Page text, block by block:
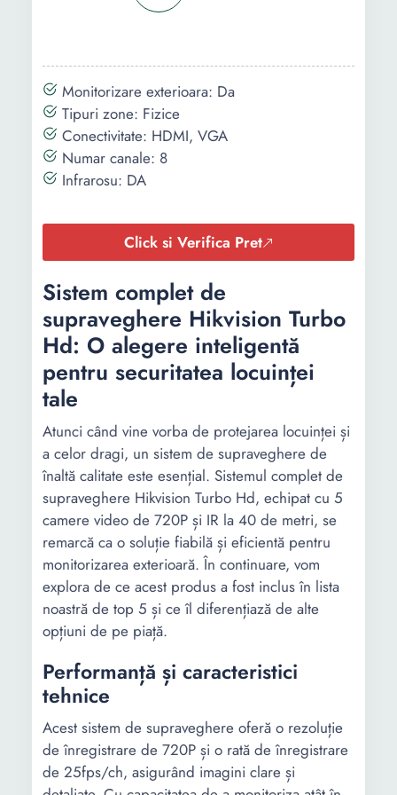
Monitorizare exterioara: Da
Tipuri zone: Fizice
Conectivitate: HDMI, VGA
Numar canale: 8
Infrarosu: DA
Click si Verifica Pret
Sistem complet de
supraveghere Hikvision Turbo
Hd: O alegere inteligentă
pentru securitatea locuinței
tale
Atunci când vine vorba de protejarea locuinței și
a celor dragi, un sistem de supraveghere de
înaltă calitate este esențial. Sistemul complet de
supraveghere Hikvision Turbo Hd, echipat cu 5
camere video de 720P și IR la 40 de metri, se
remarcă ca o soluție fiabilă și eficientă pentru
monitorizarea exterioară. În continuare, vom
explora de ce acest produs a fost inclus în lista
noastră de top 5 și ce îl diferențiază de alte
opțiuni de pe piață.
Performanță și caracteristici
tehnice
Acest sistem de supraveghere oferă o rezoluție
de înregistrare de 720P și o rată de înregistrare
de 25fps/ch, asigurând imagini clare și